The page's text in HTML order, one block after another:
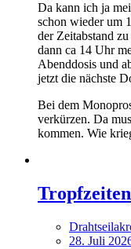
Da kann ich ja
schon wieder um
der Zeitabstand
dann ca 14 Uhr
Abenddosis und
jetzt die nächste
Bei dem
verkürzen. Da
kommen. Wie
Tropfzeiten
28. Juli